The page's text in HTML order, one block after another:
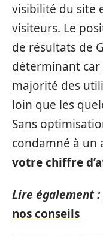
visibilité du site
visiteurs. Le
de résultats de
déterminant car
majorité des
loin que les
Sans
condamné à
votre chiffre
Lire également :
nos conseils